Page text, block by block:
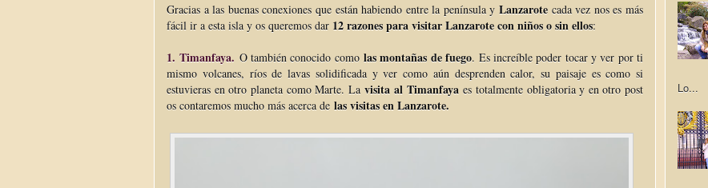
Gracias a las buenas conexiones que están habiendo entre la península y Lanzarote cada vez nos es más
fácil ir a esta isla y os queremos dar 12 razones para visitar Lanzarote con niños o sin ellos:
1.Timanfaya. O también conocido comolas montañas de fuego. Es increíble poder tocar y ver por ti
mismo volcanes, ríos de lavas solidificada y ver como aún desprenden calor, su paisaje es como si
estuvieras en otro planeta como Marte. Lavisita al Timanfayaes totalmente obligatoria y en otro post
os contaremos mucho más acerca de las visitas en Lanzarote.
Lo...